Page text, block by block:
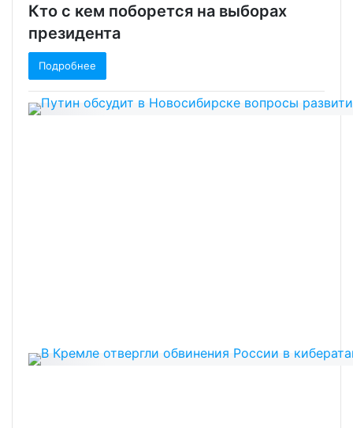
Кто с кем поборется на выборах
президента‍
Подробнее